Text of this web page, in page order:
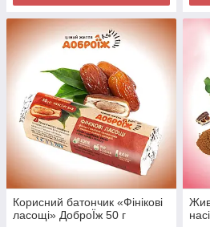
Корисний батончик «Фінікові
ласощі» ДоброЇж 50 г